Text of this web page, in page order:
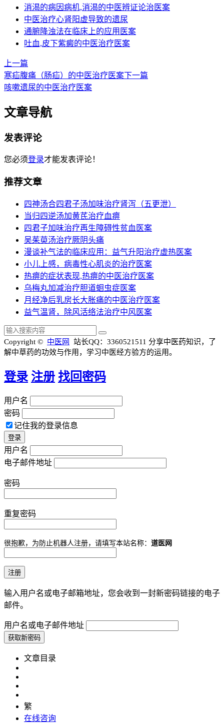
消渴的病因病机,消渴的中医辨证论治医案
中医治疗心肾阳虚导致的遗尿
通腑降浊法在临床上的应用医案
吐血,皮下紫癜的中医治疗医案
上一篇
寒疝腹痛（肠疝）的中医治疗医案下一篇
咳嗽遗尿的中医治疗医案
文章导航
发表评论
您必须登录才能发表评论！
推荐文章
四神汤合四君子汤加味治疗肾泻（五更泄）
当归四逆汤加黄芪治疗血痹
四君子加味治疗再生障碍性贫血医案
吴茱萸汤治疗厥阴头痛
漫谈补气法的临床应用：益气升阳治疗虚热医案
小儿上感，病毒性心肌炎的治疗医案
热痹的症状表现,热痹的中医治疗医案
乌梅丸加减治疗胆道蛔虫症医案
月经净后乳房长大胀痛的中医治疗医案
益气温肾，除风活络法治疗中风医案
Copyright © 中医网 站长QQ：3360521511 分享中医药知识，了
解中草药的功效与作用，学习中医经方验方的运用。
登录 注册 找回密码
用户名
密码
记住我的登录信息
用户名
电子邮件地址
密码
重复密码
很抱歉，为防止机器人注册，请填写本站名称： 道医网
输入用户名或电子邮箱地址，您会收到一封新密码链接的电子
邮件。
用户名或电子邮件地址
文章目录
繁
在线咨询